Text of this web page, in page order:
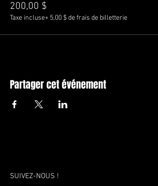
200,00 $
Taxe incluse+ 5,00 $ de frais de billetterie
Partager cet événement
SUIVEZ-NOUS !